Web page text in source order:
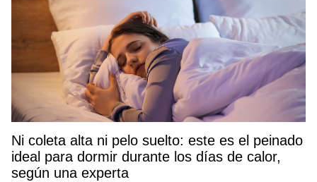
Ni coleta alta ni pelo suelto: este es el peinado
ideal para dormir durante los días de calor,
según una experta